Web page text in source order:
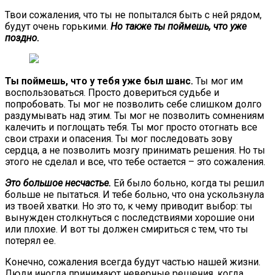
Твои сожаления, что ты не попытался быть с ней рядом,
будут очень горькими. Но также ты поймешь, что уже
поздно.
Ты поймешь, что у тебя уже был шанс. Ты мог им
воспользоваться. Просто довериться судьбе и
попробовать. Ты мог не позволить себе слишком долго
раздумывать над этим. Ты мог не позволить сомнениям
калечить и поглощать тебя. Ты мог просто отогнать все
свои страхи и опасения. Ты мог последовать зову
сердца, а не позволить мозгу принимать решения. Но ты
этого не сделал и все, что тебе остается – это сожаления.
Это большое несчастье. Ей было больно, когда ты решил
больше не пытаться. И тебе больно, что она ускользнула
из твоей хватки. Но это то, к чему приводит выбор: ты
вынужден столкнуться с последствиями хорошие они
или плохие. И вот ты должен смириться с тем, что ты
потерял ее.
Конечно, сожаления всегда будут частью нашей жизни.